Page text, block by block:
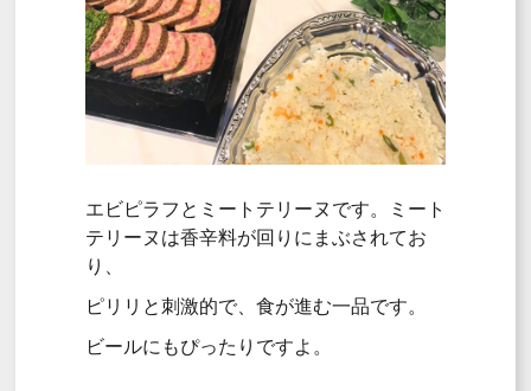
エビピラフとミートテリーヌです。ミート
テリーヌは香辛料が回りにまぶされてお
り、
ピリリと刺激的で、食が進む一品です。
ビールにもぴったりですよ。